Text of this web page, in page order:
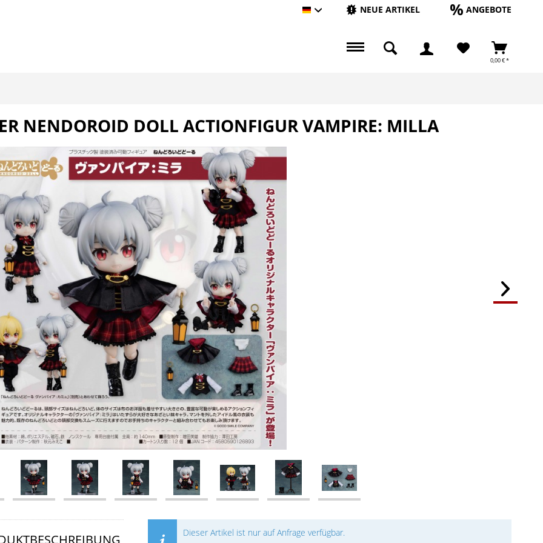
Hauptshop DeutschNEUE ARTIKEL ANGEBOTE
0,00 € *
NENDOROID DOLL ACTIONFIGUR VAMPIRE: MILLA
Dieser Artikel ist nur auf Anfrage verfügbar.